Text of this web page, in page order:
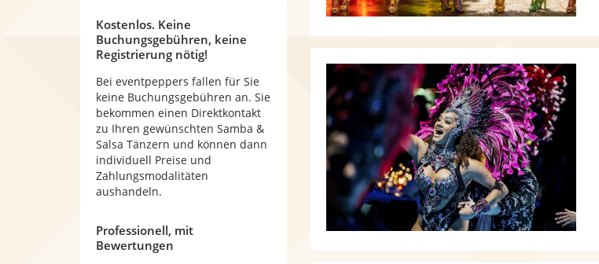
Kostenlos. Keine
Buchungsgebühren, keine
Registrierung nötig!
Bei eventpeppers fallen für Sie
keine Buchungsgebühren an. Sie
bekommen einen Direktkontakt
zu Ihren gewünschten Samba &
Salsa Tänzern und können dann
individuell Preise und
Zahlungsmodalitäten
aushandeln.
Professionell, mit
Bewertungen